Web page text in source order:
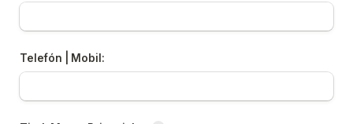
Telefón | Mobil: